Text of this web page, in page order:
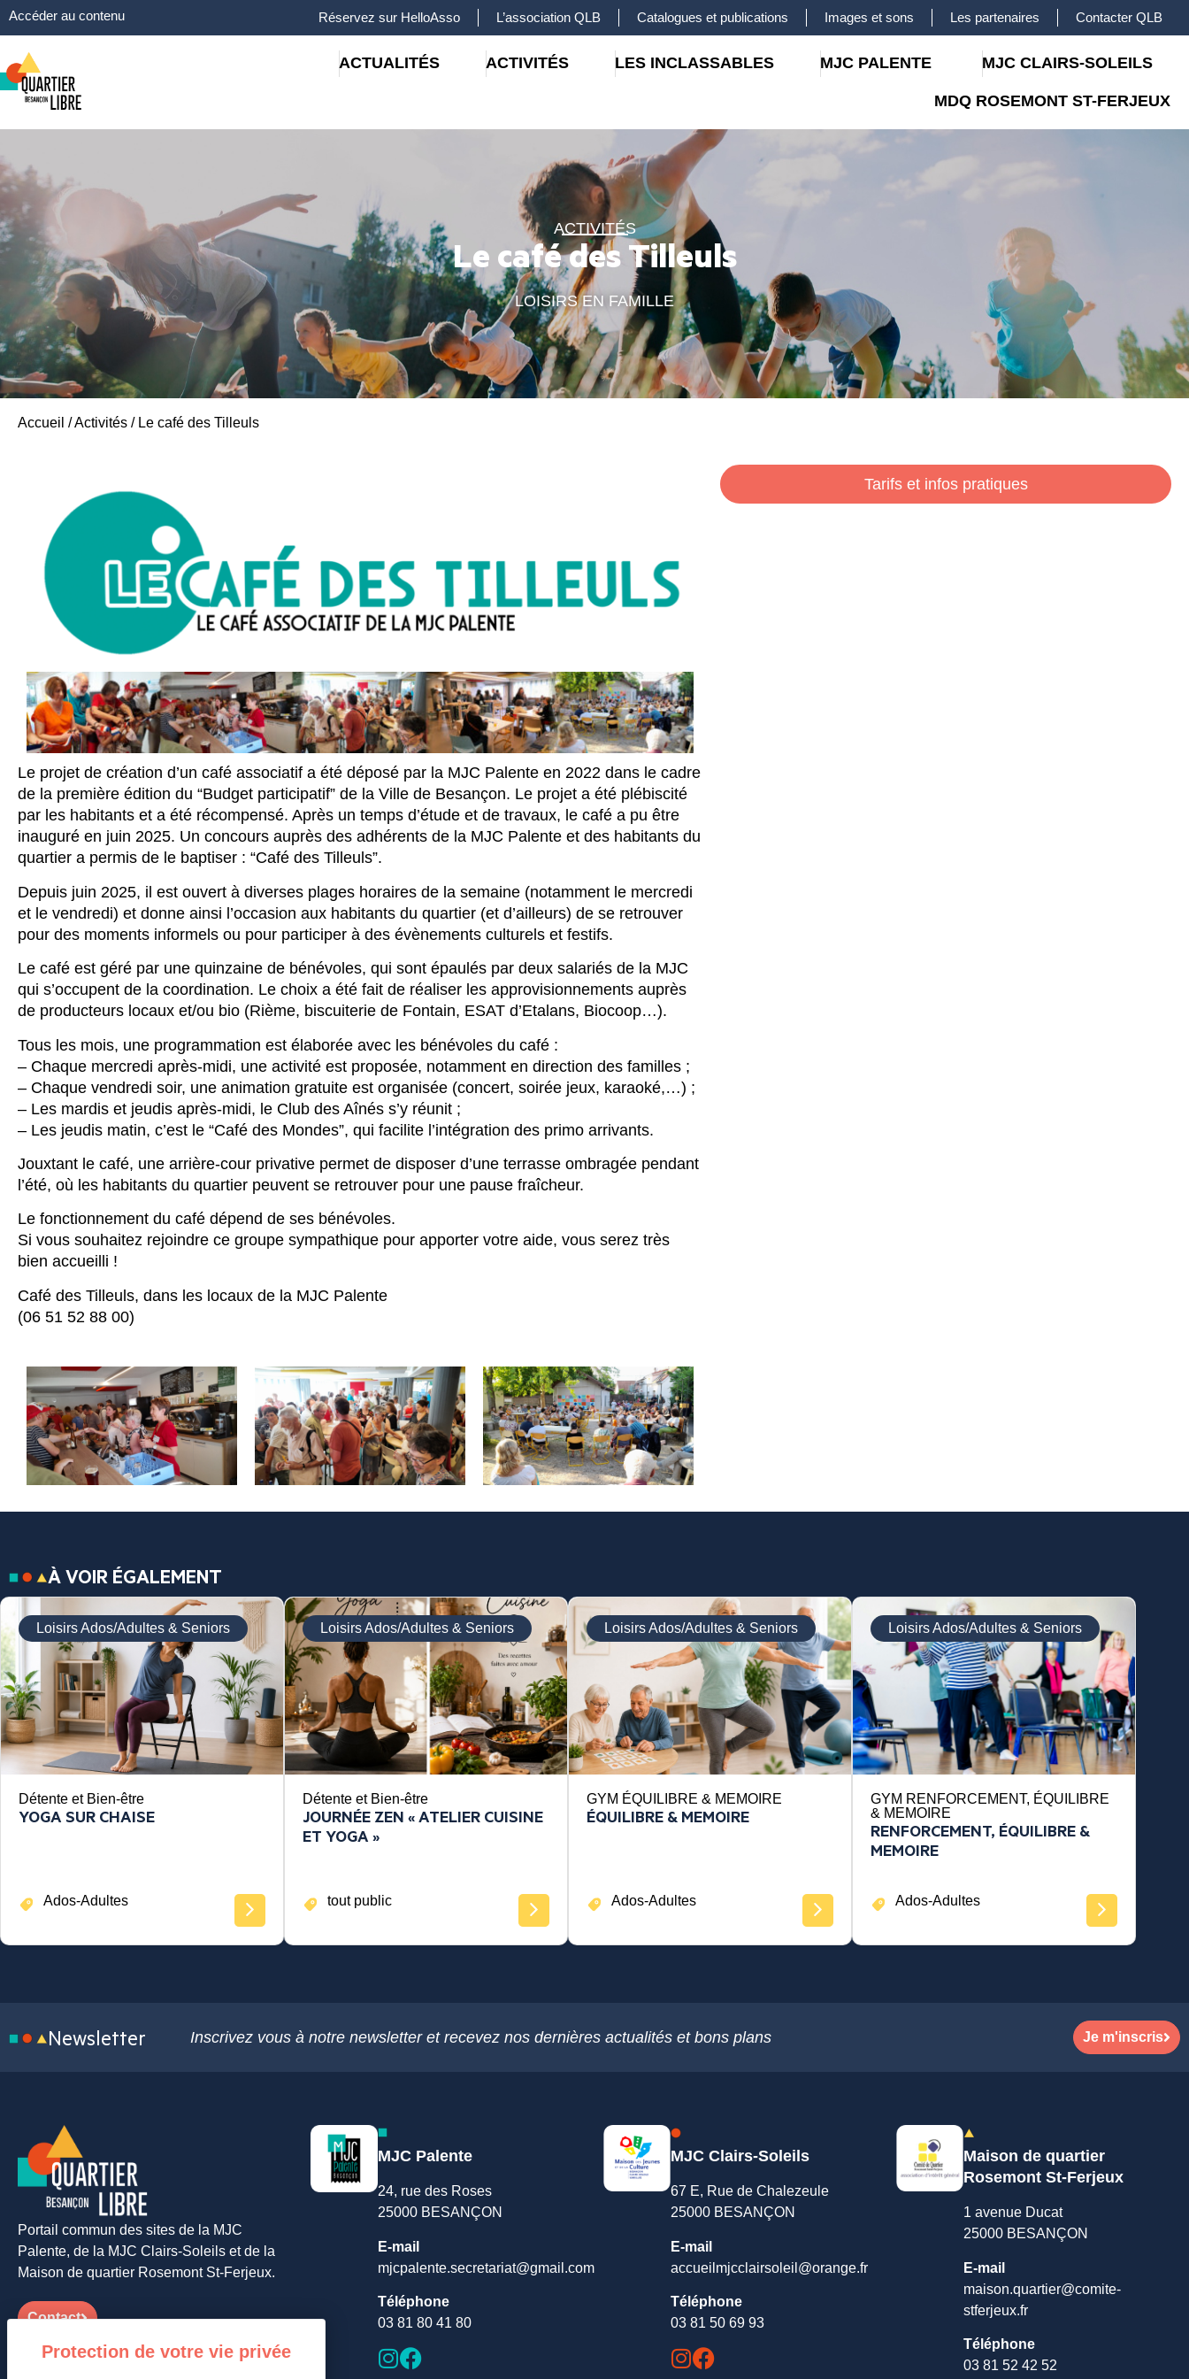
Accéder au contenu Réservez sur HelloAsso L’association QLB Catalogues et publications Images et sons Les partenaires Contacter QLB
ACTUALITÉS ACTIVITÉS LES INCLASSABLES MJC PALENTE MJC CLAIRS-SOLEILS
MDQ ROSEMONT ST-FERJEUX
ACTIVITÉS
Le café des Tilleuls
LOISIRS EN FAMILLE
Accueil /Activités / Le café des Tilleuls
Le projet de création d’un café associatif a été déposé par la MJC Palente en 2022 dans le cadre
de la première édition du “Budget participatif” de la Ville de Besançon. Le projet a été plébiscité
par les habitants et a été récompensé. Après un temps d’étude et de travaux, le café a pu être
inauguré en juin 2025. Un concours auprès des adhérents de la MJC Palente et des habitants du
quartier a permis de le baptiser : “Café des Tilleuls”.
Depuis juin 2025, il est ouvert à diverses plages horaires de la semaine (notamment le mercredi
et le vendredi) et donne ainsi l’occasion aux habitants du quartier (et d’ailleurs) de se retrouver
pour des moments informels ou pour participer à des évènements culturels et festifs.
Le café est géré par une quinzaine de bénévoles, qui sont épaulés par deux salariés de la MJC
qui s’occupent de la coordination. Le choix a été fait de réaliser les approvisionnements auprès
de producteurs locaux et/ou bio (Rième, biscuiterie de Fontain, ESAT d’Etalans, Biocoop…).
Tous les mois, une programmation est élaborée avec les bénévoles du café :
– Chaque mercredi après-midi, une activité est proposée, notamment en direction des familles ;
– Chaque vendredi soir, une animation gratuite est organisée (concert, soirée jeux, karaoké,…) ;
– Les mardis et jeudis après-midi, le Club des Aînés s’y réunit ;
– Les jeudis matin, c’est le “Café des Mondes”, qui facilite l’intégration des primo arrivants.
Jouxtant le café, une arrière-cour privative permet de disposer d’une terrasse ombragée pendant
l’été, où les habitants du quartier peuvent se retrouver pour une pause fraîcheur.
Le fonctionnement du café dépend de ses bénévoles.
Si vous souhaitez rejoindre ce groupe sympathique pour apporter votre aide, vous serez très
bien accueilli !
Café des Tilleuls, dans les locaux de la MJC Palente
(06 51 52 88 00)
Tarifs et infos pratiques
À VOIR ÉGALEMENT
Loisirs Ados/Adultes & Seniors
Détente et Bien-être
YOGA SUR CHAISE
Ados-Adultes
Loisirs Ados/Adultes & Seniors
Détente et Bien-être
JOURNÉE ZEN « ATELIER CUISINE
ET YOGA »
tout public
Loisirs Ados/Adultes & Seniors
GYM ÉQUILIBRE & MEMOIRE
ÉQUILIBRE & MEMOIRE
Ados-Adultes
Loisirs Ados/Adultes & Seniors
GYM RENFORCEMENT, ÉQUILIBRE
& MEMOIRE
RENFORCEMENT, ÉQUILIBRE &
MEMOIRE
Ados-Adultes
Newsletter Inscrivez vous à notre newsletter et recevez nos dernières actualités et bons plans Je m'inscris
Portail commun des sites de la MJC
Palente, de la MJC Clairs-Soleils et de la
Maison de quartier Rosemont St-Ferjeux.
Contact
MJC Palente
24, rue des Roses
25000 BESANÇON
E-mail
mjcpalente.secretariat@gmail.com
Téléphone
03 81 80 41 80
MJC Clairs-Soleils
67 E, Rue de Chalezeule
25000 BESANÇON
E-mail
accueilmjcclairsoleil@orange.fr
Téléphone
03 81 50 69 93
Maison de quartier
Rosemont St-Ferjeux
1 avenue Ducat
25000 BESANÇON
E-mail
maison.quartier@comite-
stferjeux.fr
Téléphone
03 81 52 42 52
Panneau de gestion des cookies